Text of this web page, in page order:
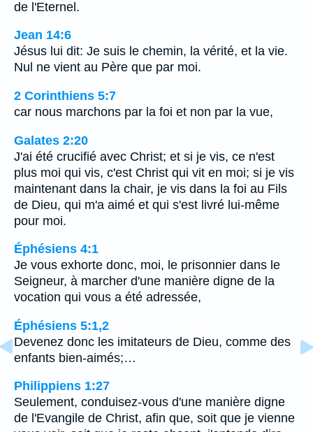
de l'Eternel.
Jean 14:6
Jésus lui dit: Je suis le chemin, la vérité, et la vie.
Nul ne vient au Père que par moi.
2 Corinthiens 5:7
car nous marchons par la foi et non par la vue,
Galates 2:20
J'ai été crucifié avec Christ; et si je vis, ce n'est
plus moi qui vis, c'est Christ qui vit en moi; si je vis
maintenant dans la chair, je vis dans la foi au Fils
de Dieu, qui m'a aimé et qui s'est livré lui-même
pour moi.
Éphésiens 4:1
Je vous exhorte donc, moi, le prisonnier dans le
Seigneur, à marcher d'une manière digne de la
vocation qui vous a été adressée,
Éphésiens 5:1,2
Devenez donc les imitateurs de Dieu, comme des
enfants bien-aimés;…
Philippiens 1:27
Seulement, conduisez-vous d'une manière digne
de l'Evangile de Christ, afin que, soit que je vienne